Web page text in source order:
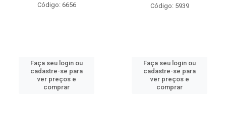
Código: 6656
Faça seu login ou
cadastre-se para
ver preços e
comprar
Código: 5939
Faça seu login ou
cadastre-se para
ver preços e
comprar